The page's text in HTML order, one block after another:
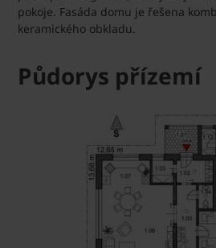
pokoje. Fasáda domu je řešena
keramického obkladu.
Půdorys přízemí